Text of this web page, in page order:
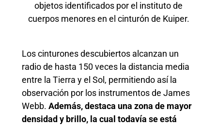
objetos identificados por el instituto de
cuerpos menores en el cinturón de Kuiper.
Los cinturones descubiertos alcanzan un
radio de hasta 150 veces la distancia media
entre la Tierra y el Sol, permitiendo así la
observación por los instrumentos de James
Webb. Además, destaca una zona de mayor
densidad y brillo, la cual todavía se está